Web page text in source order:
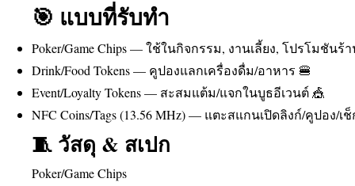
🎯 แบบที่รับทำ
Poker/Game Chips — ใช้ในกิจกรรม, งานเลี้ยง, โปรโมชันร้
Drink/Food Tokens — คูปองแลกเครื่องดื่ม/อาหาร 🍔
Event/Loyalty Tokens — สะสมแต้ม/แจกในบูธอีเวนต์ 🎪
NFC Coins/Tags (13.56 MHz) — แตะสแกนเปิดลิงก์/คูปอง/เ
🧵 วัสดุ & สเปก
Poker/Game Chips